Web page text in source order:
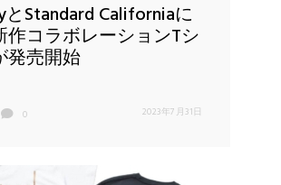
とStandard Californiaに
作コラボレーションTシ
発売開始
0 2023年7月31日